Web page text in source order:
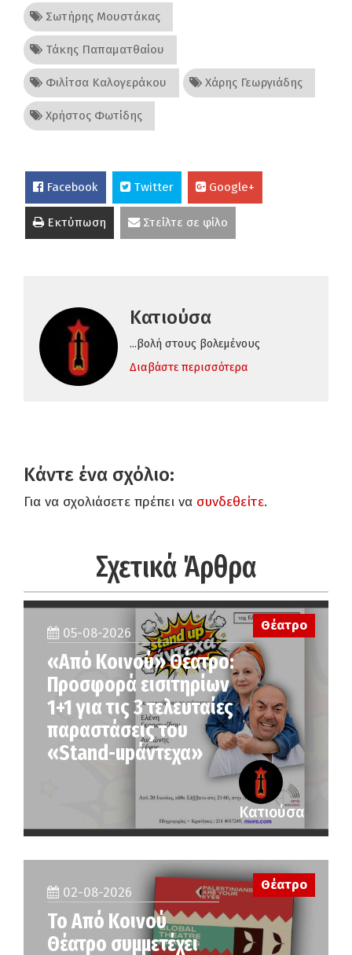
Σωτήρης Μουστάκας
Τάκης Παπαματθαίου
Φιλίτσα Καλογεράκου Χάρης Γεωργιάδης
Χρήστος Φωτίδης
Facebook Twitter Google+
Εκτύπωση Στείλτε σε φίλο
Κατιούσα
...βολή στους βολεμένους
Διαβάστε περισσότερα
Κάντε ένα σχόλιο:
Για να σχολιάσετε πρέπει να συνδεθείτε.
Σχετικά Άρθρα
Θέατρο
05-08-2026
«Από Κοινού» Θέατρο:
Προσφορά εισιτηρίων
1+1 για τις 3 τελευταίες
παραστάσεις του
«Stand-upάντεχα»
Κατιούσα
02-08-2026
Το Από Κοινού
Θέατρο συμμετέχει
Θέατρο